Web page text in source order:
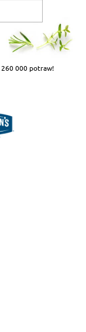
260 000 potraw!